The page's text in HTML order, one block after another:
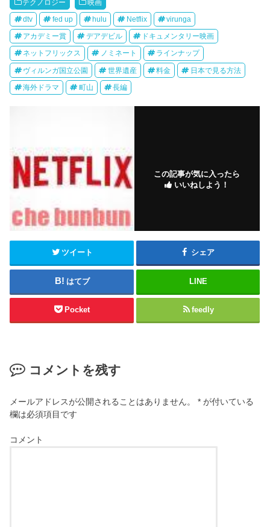
テクノロジー 映画
dtv fed up hulu Netflix virunga
アカデミー賞 デアデビル ドキュメンタリー映画
ネットフリックス ノミネート ラインナップ
ヴィルンガ国立公園 世界遺産 料金 日本で見る方法
海外ドラマ 町山 長編
この記事が気に入ったら
いいねしよう！
ツイート シェア
はてブ LINE
Pocket feedly
コメントを残す
メールアドレスが公開されることはありません。 * が付いている
欄は必須項目です
コメント